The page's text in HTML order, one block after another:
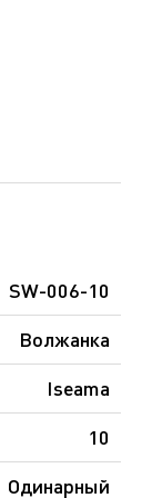
SW-006-10
Волжанка
Iseama
10
Одинарный